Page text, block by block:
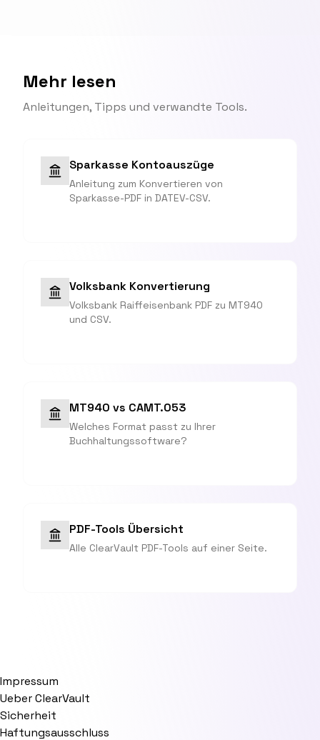
Mehr lesen
Anleitungen, Tipps und verwandte Tools.
Sparkasse Kontoauszüge
Anleitung zum Konvertieren von
Sparkasse-PDF in DATEV-CSV.
Volksbank Konvertierung
Volksbank Raiffeisenbank PDF zu MT940
und CSV.
MT940 vs CAMT.053
Welches Format passt zu Ihrer
Buchhaltungssoftware?
PDF-Tools Übersicht
Alle ClearVault PDF-Tools auf einer Seite.
Impressum
Ueber ClearVault
Sicherheit
Haftungsausschluss